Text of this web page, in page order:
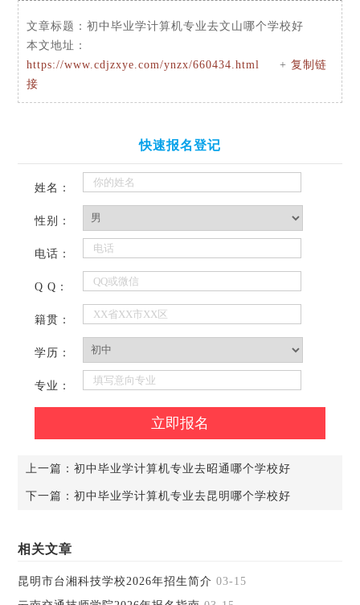
文章标题：初中毕业学计算机专业去文山哪个学校好
本文地址：
https://www.cdjzxye.com/ynzx/660434.html
+复制链
接
快速报名登记
姓名：
性别：
电话：
Q Q：
籍贯：
学历：
专业：
上一篇：初中毕业学计算机专业去昭通哪个学校好
下一篇：初中毕业学计算机专业去昆明哪个学校好
相关文章
昆明市台湘科技学校2026年招生简介 03-15